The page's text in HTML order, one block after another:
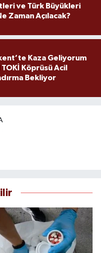
ve Türk Büyükleri
Zaman Açılacak?
Kaza Geliyorum
Köprüsü Acil
Bekliyor